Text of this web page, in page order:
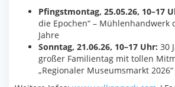
Pfingstmontag, 25.05.26, 10–17
die Epochen“ – Mühlenhandwerk
Jahre
Sonntag, 21.06.26, 10–17 Uhr: 30
großer Familientag mit tollen
„Regionaler Museumsmarkt 2026“